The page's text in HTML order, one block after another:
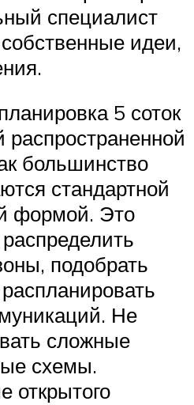
специалист
идеи,
5 соток
распространенной
большинство
стандартной
формой. Это
подобрать
Не
сложные
схемы.
открытого